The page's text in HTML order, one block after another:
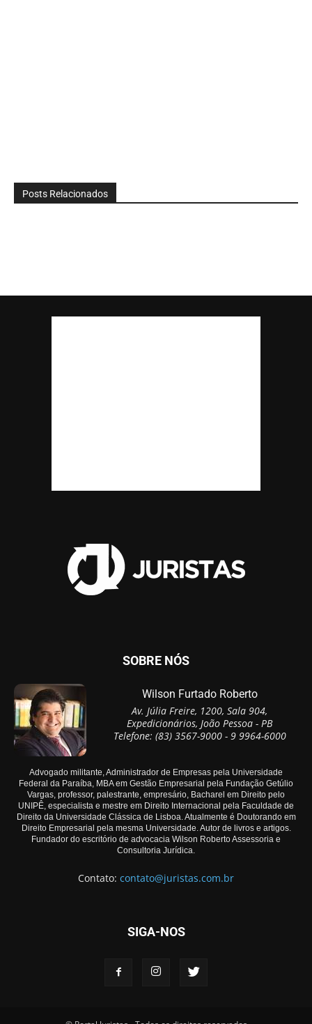
Posts Relacionados
SOBRE NÓS
Wilson Furtado Roberto
Av. Júlia Freire, 1200, Sala 904,
Expedicionários, João Pessoa - PB
Telefone: (83) 3567-9000 - 9 9964-6000
Advogado militante, Administrador de Empresas pela Universidade
Federal da Paraíba, MBA em Gestão Empresarial pela Fundação Getúlio
Vargas, professor, palestrante, empresário, Bacharel em Direito pelo
UNIPÊ, especialista e mestre em Direito Internacional pela Faculdade de
Direito da Universidade Clássica de Lisboa. Atualmente é Doutorando em
Direito Empresarial pela mesma Universidade. Autor de livros e artigos.
Fundador do escritório de advocacia Wilson Roberto Assessoria e
Consultoria Jurídica.
Contato: contato@juristas.com.br
SIGA-NOS